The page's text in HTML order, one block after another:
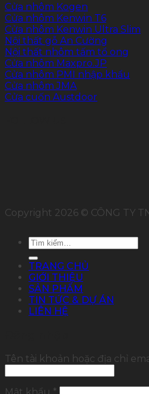
Cửa nhôm Kogen
Cửa nhôm Kenwin T6
Cửa nhôm Kenwin Ultra Slim
Nội thất gỗ An Cường
Nội thất nhôm tấm tổ ong
Cửa nhôm Maxpro.JP
Cửa nhôm PMI nhập khẩu
Cửa nhôm JMA
Cửa cuốn Austdoor
Copyright 2026 © CÔNG TY
Tìm
kiếm:
TRANG CHỦ
GIỚI THIỆU
SẢN PHẨM
TIN TỨC & DỰ ÁN
LIÊN HỆ
Tên tài khoản hoặc địa chỉ
Mật khẩu *